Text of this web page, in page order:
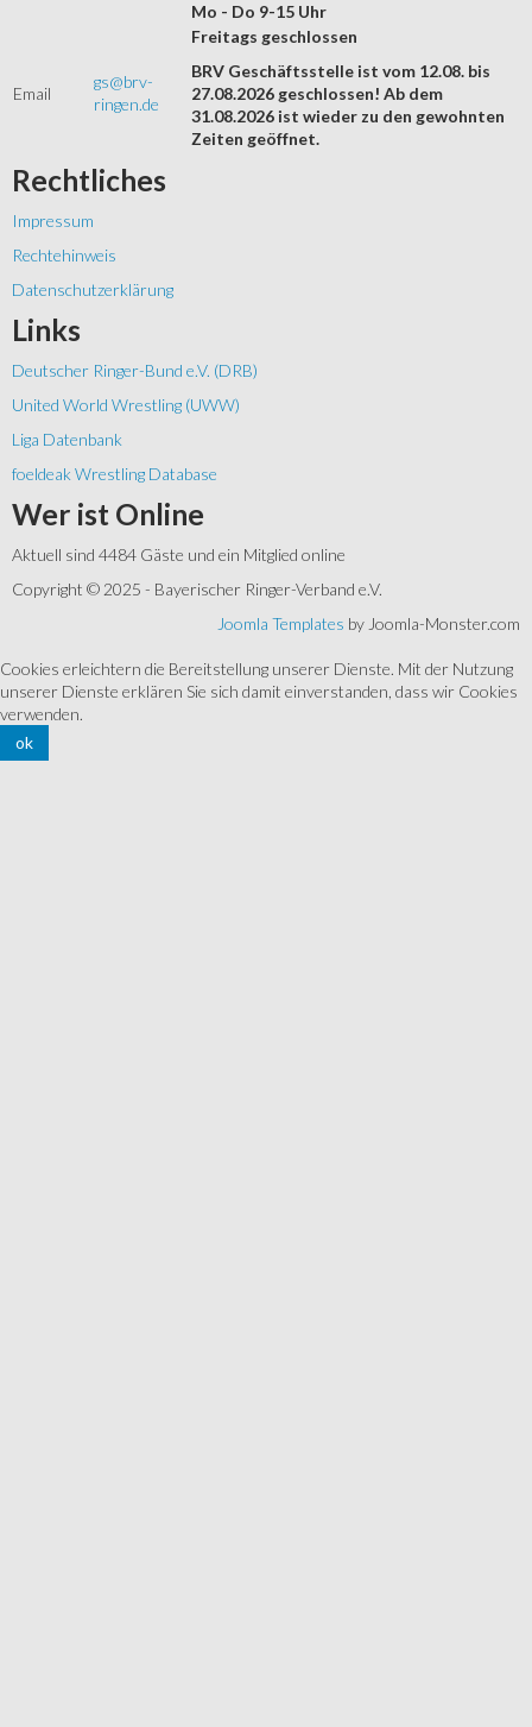
Mo - Do 9-15 Uhr
Email
gs@brv-
ringen.de
Freitags geschlossen
BRV Geschäftsstelle ist vom 12.08. bis
27.08.2026 geschlossen! Ab dem
31.08.2026 ist wieder zu den gewohnten
Zeiten geöffnet.
Rechtliches
Impressum
Rechtehinweis
Datenschutzerklärung
Links
Deutscher Ringer-Bund e.V. (DRB)
United World Wrestling (UWW)
Liga Datenbank
foeldeak Wrestling Database
Wer ist Online
Aktuell sind 4484 Gäste und ein Mitglied online
Copyright © 2025 - Bayerischer Ringer-Verband e.V.
Joomla Templates by Joomla-Monster.com
Cookies erleichtern die Bereitstellung unserer Dienste. Mit der Nutzung
unserer Dienste erklären Sie sich damit einverstanden, dass wir Cookies
verwenden.
ok